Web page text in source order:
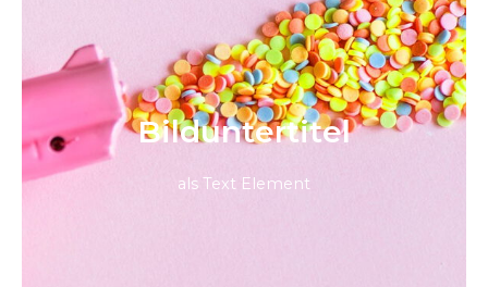
Bild­unter­titel
als Text Element